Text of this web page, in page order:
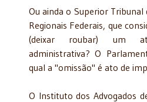
Ou ainda o Superior Tribunal
Regionais Federais, que
(deixar roubar) um
administrativa? O
qual a "omissão" é ato de
O Instituto dos Advogados